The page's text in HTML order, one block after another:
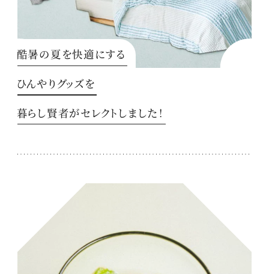
酷暑の夏を快適にする
ひんやりグッズを
暮らし賢者がセレクトしました！